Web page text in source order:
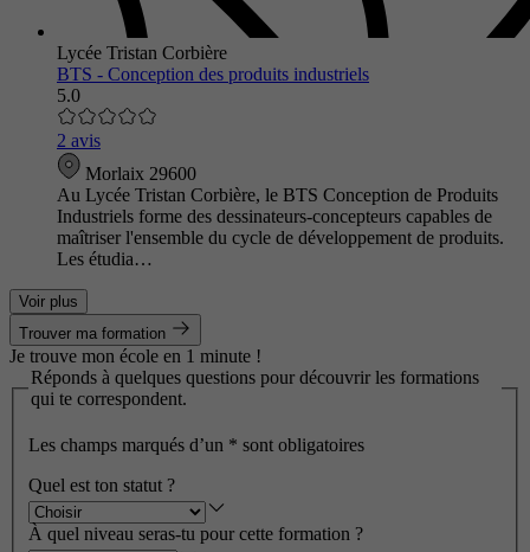
Lycée Tristan Corbière
BTS - Conception des produits industriels
5.0
2 avis
Morlaix 29600
Au Lycée Tristan Corbière, le BTS Conception de Produits
Industriels forme des dessinateurs-concepteurs capables de
maîtriser l'ensemble du cycle de développement de produits.
Les étudia…
Voir plus
Trouver ma formation
Je trouve mon école en 1 minute !
Réponds à quelques questions pour découvrir les formations
qui te correspondent.
Les champs marqués d’un * sont obligatoires
Quel est ton statut ?
À quel niveau seras-tu pour cette formation ?